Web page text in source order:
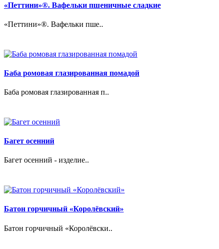
«Петтини»®. Вафельки пшеничные сладкие
«Петтини»®. Вафельки пше..
Баба ромовая глазированная помадой
Баба ромовая глазированная п..
Багет осенний
Багет осенний - изделие..
Батон горчичный «Королёвский»
Батон горчичный «Королёвски..